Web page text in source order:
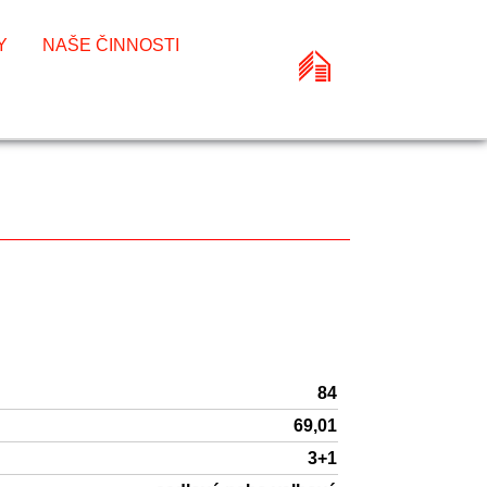
NAŠE ČINNOSTI
84
69,01
3+1